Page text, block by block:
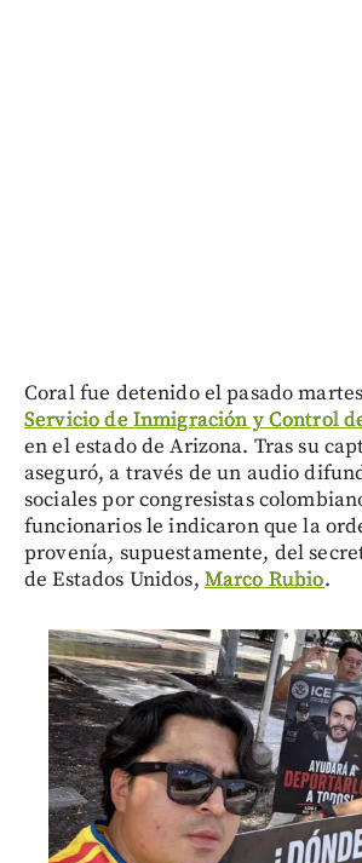
Coral fue detenido el pasado
Servicio de Inmigración y Control
en el estado de Arizona. Tras su
aseguró, a través de un audio
sociales por congresistas
funcionarios le indicaron que la
provenía, supuestamente, del
de Estados Unidos, Marco Rubio.